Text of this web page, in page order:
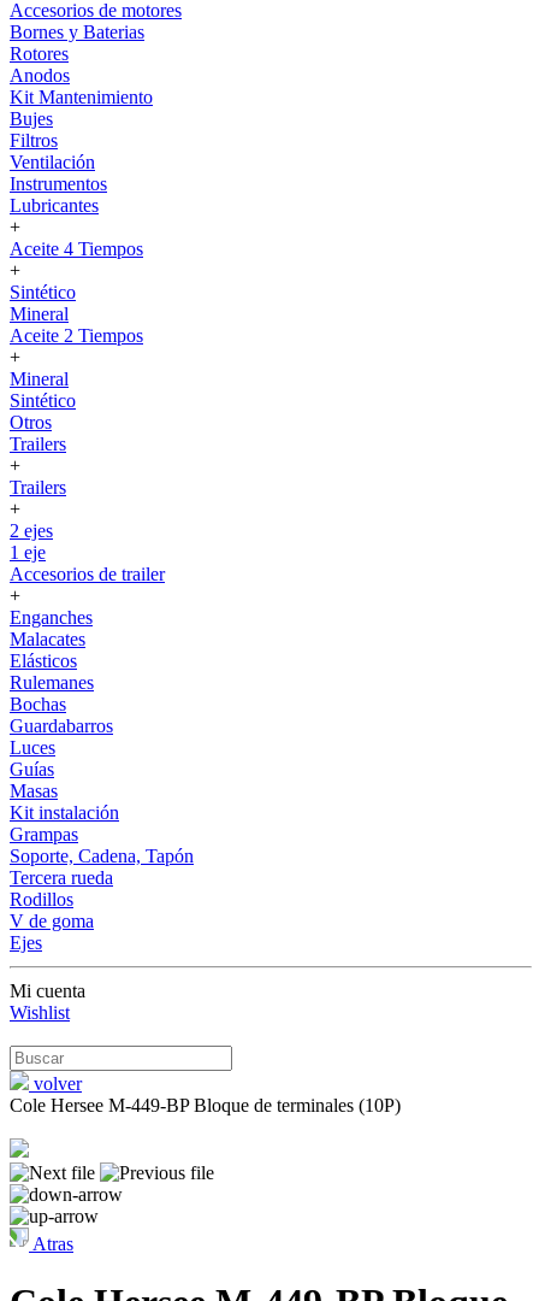
Accesorios de motores
Bornes y Baterias
Rotores
Anodos
Kit Mantenimiento
Bujes
Filtros
Ventilación
Instrumentos
Lubricantes
+
Aceite 4 Tiempos
+
Sintético
Mineral
Aceite 2 Tiempos
+
Mineral
Sintético
Otros
Trailers
+
Trailers
+
2 ejes
1 eje
Accesorios de trailer
+
Enganches
Malacates
Elásticos
Rulemanes
Bochas
Guardabarros
Luces
Guías
Masas
Kit instalación
Grampas
Soporte, Cadena, Tapón
Tercera rueda
Rodillos
V de goma
Ejes
Mi cuenta
Wishlist
volver
Cole Hersee M-449-BP Bloque de terminales (10P)
Atras